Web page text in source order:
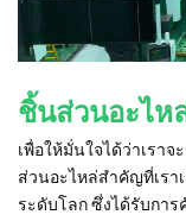
ชิ้นส่วนอะไห
เพื่อให้มั่นใจได้ว่าเรา
ส่วนอะไหล่สำคัญที่เรา
ระดับโลก ซึ่งได้รับการ